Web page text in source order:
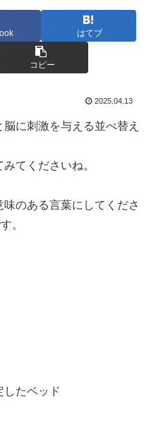
はてブ
コピー
2025.04.13
に刺激を与える並べ替え
てくださいね。
のある言葉にしてくださ
。
したベッド